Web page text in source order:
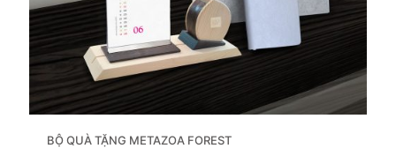
BỘ QUÀ TẶNG METAZOA FOREST